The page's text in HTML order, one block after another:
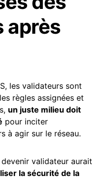
après
les validateurs sont
règles assignées et
un juste milieu doit
pour inciter
à agir sur le réseau.
validateur aurait
la sécurité de la